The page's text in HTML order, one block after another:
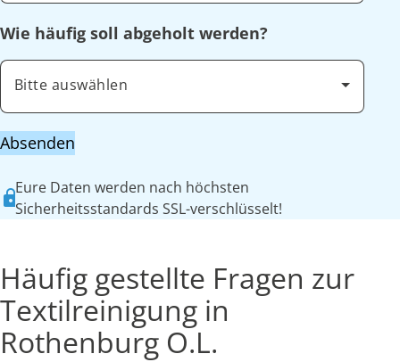
Wie häufig soll abgeholt werden?
Bitte auswählen
Absenden
Eure Daten werden nach höchsten
Sicherheitsstandards SSL-verschlüsselt!
Häufig gestellte Fragen zur
Textilreinigung in
Rothenburg O.L.